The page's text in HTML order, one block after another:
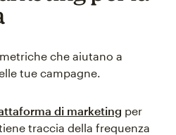
che aiutano a
tue campagne.
di marketing per
traccia della frequenza